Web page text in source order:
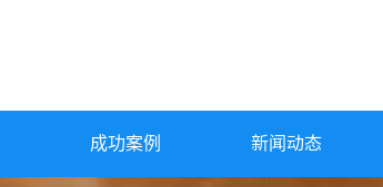
成功案例 新闻动态